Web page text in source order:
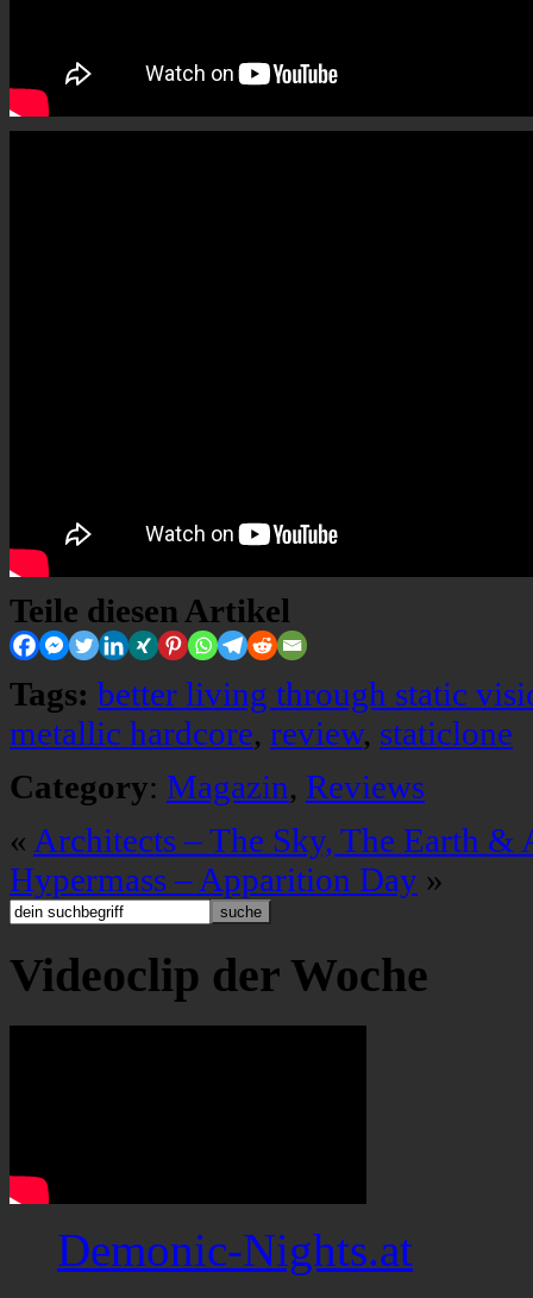
Teile diesen Artikel
Tags: better living through static
metallic hardcore, review, staticlone
Category: Magazin, Reviews
« Architects – The Sky, The Earth &
Hypermass – Apparition Day »
Videoclip der Woche
Demonic-Nights.at